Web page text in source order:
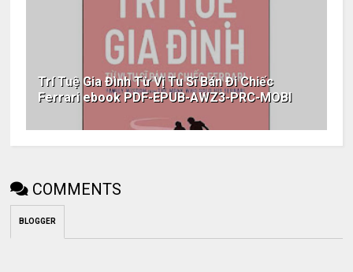
Trí Tuệ Gia Đình Từ Vị Tu Sĩ Bán Đi Chiếc
Ferrari ebook PDF-EPUB-AWZ3-PRC-MOBI
COMMENTS
BLOGGER